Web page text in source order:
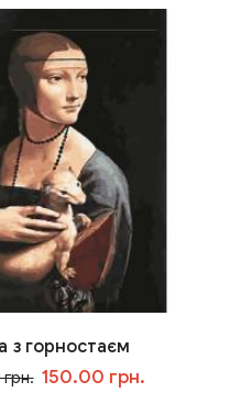
з горностаєм
150.00 грн.